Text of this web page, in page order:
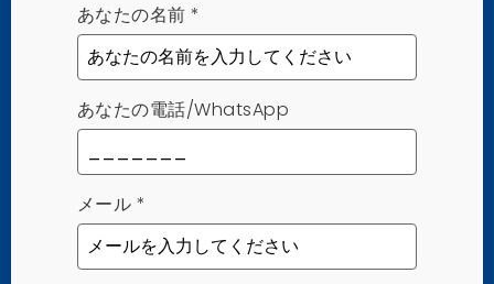
あなたの名前 *
あなたの電話/WhatsApp
メール *